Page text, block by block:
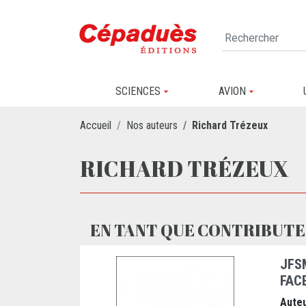
SCIENCES AVION
Accueil Nos auteurs Richard Trézeux
RICHARD TRÉZEUX
EN TANT QUE